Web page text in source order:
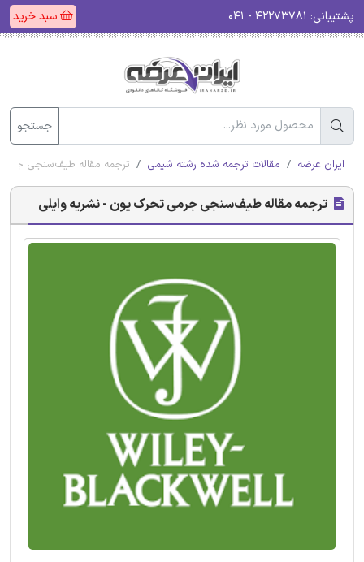
پشتیبانی: سبد خرید
جستجو
ایران عرضه مقالات ترجمه شده رشته شیمی ترجمه مقاله طیف‌سنجی
ترجمه مقاله طیف‌سنجی جرمی تحرک یون - نشریه وایلی